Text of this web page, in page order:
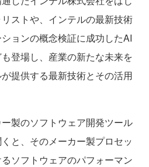
ストや、インテルの最新技術
ョンの概念検証に成功したAI
登場し、産業の新たな未来を
提供する最新技術とその活用
製のソフトウェア開発ツール
と、そのメーカー製プロセッ
ソフトウェアのパフォーマン